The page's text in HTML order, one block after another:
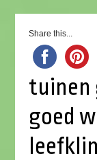
Share this...
tuinen
goed